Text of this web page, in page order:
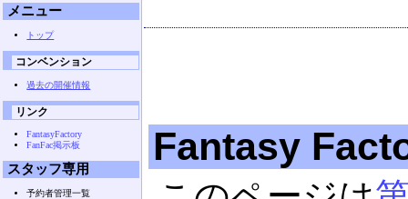
Fantasy
メニュー
トップ
コンベンション
過去の開催情報
リンク
FantasyFactory
FanFac掲示板
スタッフ専用
予約者管理一覧